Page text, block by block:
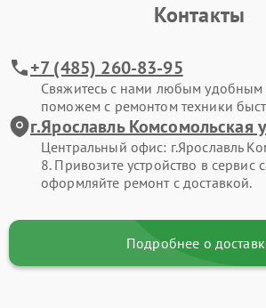
Контакты
+7 (485) 260-83-95
Свяжитесь с нами любым
поможем с ремонтом техники
г.Ярославль Комсомольская
Центральный офис: г.Ярославль
8. Привозите устройство в сервис
оформляйте ремонт с доставкой.
Подробнее о